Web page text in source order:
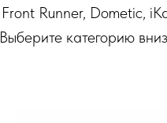
Front Runner, Dometic,
Выберите категорию